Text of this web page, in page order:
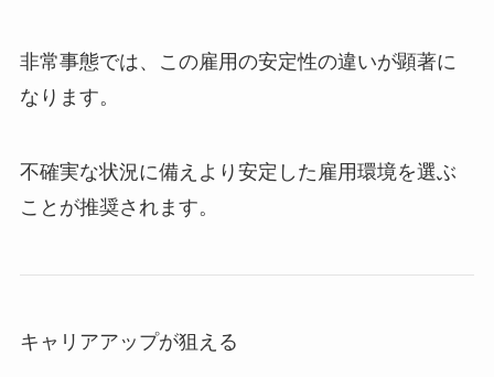
非常事態では、この雇用の安定性の違いが顕著に
なります。
不確実な状況に備えより安定した雇用環境を選ぶ
ことが推奨されます。
キャリアアップが狙える